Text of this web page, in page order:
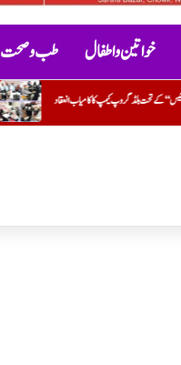
خواتین و اطفال طب و صحت
سیرتِ طیبہﷺ: انسان کے ظاہر و باطن کا حقیقی آئینہ